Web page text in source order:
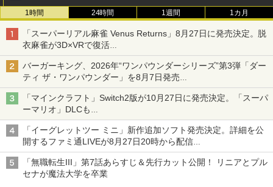
1時間 24時間 1週間 1カ月
「スーパーリアル麻雀 Venus Returns」8月27日に発売決定。脱
衣麻雀が3D×VRで復活
発売から2週間は20%オフになるセールが実施
バーガーキング、2026年“ワンパウンダーシリーズ”第3弾「ダー
ティ ザ・ワンパウンダー」を8月7日発売
「特製ガーリックマヨソース」を使用した超大型チーズバーガー
「マインクラフト」Switch2版が10月27日に発売決定。「スーパ
ーマリオ」DLCも
Switch版からのアップグレードも可能に
「イーグレットツー ミニ」新作追加ソフト発売決定。詳細を公
開するファミ通LIVEが8月27日20時から配信
シリーズ累計100タイトルへ
「無職転生III」第7話あらすじ＆先行カット公開！ リニアとプル
セナが魔法大学を卒業